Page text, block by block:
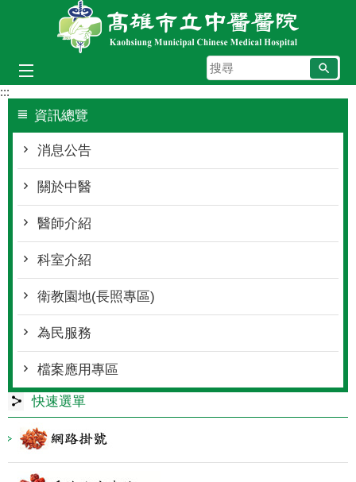
跳到主要內容區塊
搜
尋
:::
資訊總覽
消息公告
關於中醫
醫師介紹
科室介紹
衛教園地(長照專區)
為民服務
檔案應用專區
快速選單